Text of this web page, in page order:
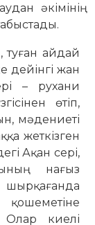
әкімінің
айдай
дейінгі жан
– рухани
өтіп,
мәдениеті
жеткізген
Ақан сері,
нағыз
Олар киелі